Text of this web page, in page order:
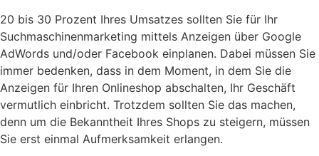
20 bis 30 Prozent Ihres Umsatzes sollten Sie für Ihr
Suchmaschinenmarketing mittels Anzeigen über Google
AdWords und/oder Facebook einplanen. Dabei müssen Sie
immer bedenken, dass in dem Moment, in dem Sie die
Anzeigen für Ihren Onlineshop abschalten, Ihr Geschäft
vermutlich einbricht. Trotzdem sollten Sie das machen,
denn um die Bekanntheit Ihres Shops zu steigern, müssen
Sie erst einmal Aufmerksamkeit erlangen.